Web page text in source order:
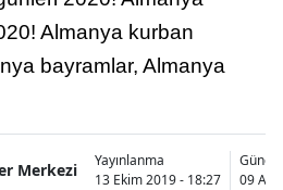
Almanya kurban
bayramlar, Almanya
Merkezi
Yayınlanma
13 Ekim 2019 - 18:27
09